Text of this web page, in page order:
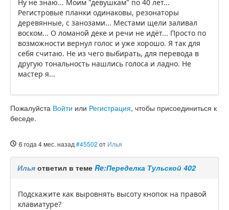
Ну не знаю... Моим "девушкам" по 40 лет...
Регистровые планки одинаковы, резонаторы
деревянные, с занозами... Местами щели заливал
воском... О ломаной деке и речи не идёт... Просто по
возможности вернул голос и уже хорошо. Я так для
себя считаю. Не из чего выбирать, для перевода в
другую тональность нашлись голоса и ладно. Не
мастер я...
Пожалуйста Войти или Регистрация, чтобы присоединиться к
беседе.
6 года 4 мес. назад #45502 от Илья
Илья ответил в теме Re:Переделка Тульской 402
Подскажите как выровнять высоту кнопок на правой
клавиатуре?